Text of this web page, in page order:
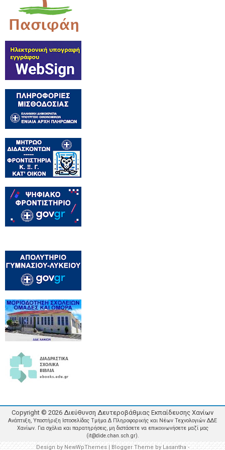
Copyright © 2026 Διεύθυνση Δευτεροβάθμιας Εκπαίδευσης Χανίων
Ανάπτυξη, Υποστήριξη Ιστοσελίδας Τμήμα Δ Πληροφορικής και Νέων Τεχνολογιών ΔΔΕ
Χανίων. Για σχόλια και παρατηρήσεις, μη διστάσετε να επικοινωνήσετε μαζί μας
(it@dide.chan.sch.gr).
Design byNewWpThemes| Blogger Theme byLasantha-